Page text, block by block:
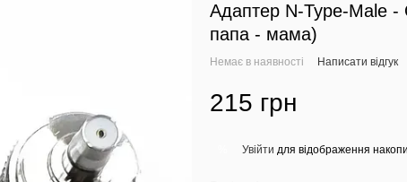
Адаптер N-Type-Male -
папа - мама)
Немає в наявності Написати відгук
215 грн
Увійти для відображення